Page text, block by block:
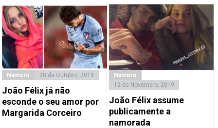
Namoro 28 de Outubro, 2019
João Félix já não
esconde o seu amor por
Margarida Corceiro
Namoro
12 de Novembro, 2019
João Félix assume
publicamente a
namorada